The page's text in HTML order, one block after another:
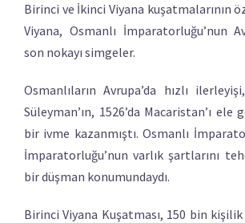
Birinci ve İkinci Viyana kuşatmalarının
Viyana, Osmanlı İmparatorluğu’nun
son nokayı simgeler.
Osmanlıların Avrupa’da hızlı
Süleyman’ın, 1526’da Macaristan’ı
bir ivme kazanmıştı. Osmanlı
İmparatorluğu’nun varlık şartlarını
bir düşman konumundaydı.
Birinci Viyana Kuşatması, 150 bin kişilik